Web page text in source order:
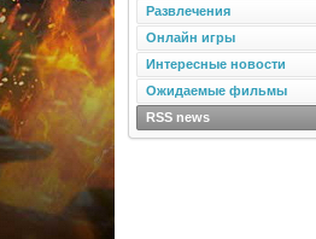
Развлечения
Онлайн игры
Интересные новости
Ожидаемые фильмы
RSS news